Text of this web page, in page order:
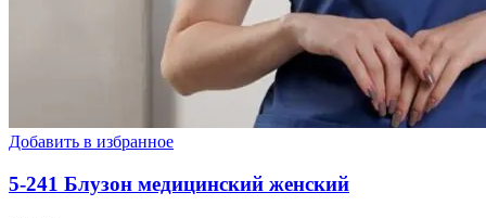
Добавить в избранное
5-241 Блузон медицинский женский